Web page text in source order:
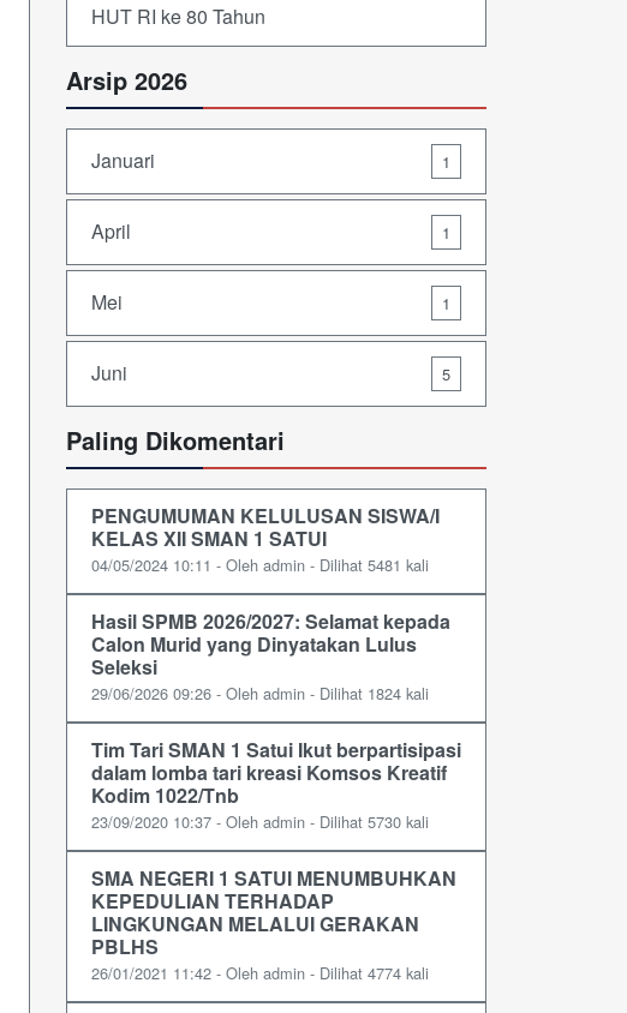
HUT RI ke 80 Tahun
Arsip 2026
Januari 1
April 1
Mei 1
Juni 5
Paling Dikomentari
PENGUMUMAN KELULUSAN SISWA/I
KELAS XII SMAN 1 SATUI
04/05/2024 10:11 - Oleh admin - Dilihat 5481 kali
Hasil SPMB 2026/2027: Selamat kepada
Calon Murid yang Dinyatakan Lulus
Seleksi
29/06/2026 09:26 - Oleh admin - Dilihat 1824 kali
Tim Tari SMAN 1 Satui Ikut berpartisipasi
dalam lomba tari kreasi Komsos Kreatif
Kodim 1022/Tnb
23/09/2020 10:37 - Oleh admin - Dilihat 5730 kali
SMA NEGERI 1 SATUI MENUMBUHKAN
KEPEDULIAN TERHADAP
LINGKUNGAN MELALUI GERAKAN
PBLHS
26/01/2021 11:42 - Oleh admin - Dilihat 4774 kali